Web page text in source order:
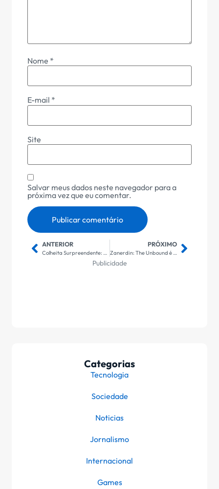
Nome *
E-mail *
Site
Salvar meus dados neste navegador para a
próxima vez que eu comentar.
ANTERIOR
Colheita Surpreendente: Manga Gigante do Ceará é Dividida Entre 10 Famílias em Ação Solidária
PRÓXIMO
Zanerdin: The Unbound é Revelado – O Novo RPG de Turno Que Promete Revolucionar o Mundo dos Games no PC e PS5
Publicidade
Categorias
Tecnologia
Sociedade
Noticias
Jornalismo
Internacional
Games